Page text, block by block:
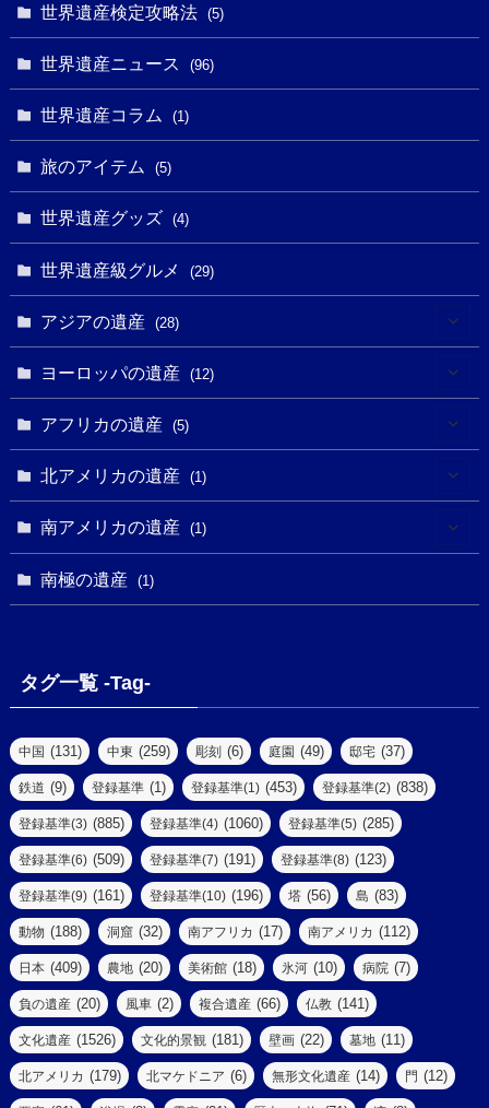
(5)
(18)
(3)
(7)
(5)
(39)
(290)
(7)
(6)
(3)
(3)
(6)
(4)
(2)
(5)
(16)
(62)
(14)
(61)
(9)
(2)
(17)
(8)
(73)
(11)
(2)
(1)
(5)
(2)
(2)
(8)
(4)
(8)
(2)
(2)
(10)
(1)
(1)
(10)
(7)
(2)
(47)
(9)
(3)
(5)
(19)
(8)
世界遺産検定攻略法 (5)
世界遺産ニュース (96)
世界遺産コラム (1)
旅のアイテム (5)
世界遺産グッズ (4)
世界遺産級グルメ (29)
アジアの遺産 (28)
(1)
(1)
(18)
(2)
(1)
ヨーロッパの遺産 (12)
(2)
(1)
(1)
(2)
(2)
アフリカの遺産 (5)
(3)
北アメリカの遺産 (1)
(1)
(1)
南アメリカの遺産 (1)
南極の遺産 (1)
タグ一覧 -Tag-
中国 (131) 中東 (259) 彫刻 (6) 庭園 (49) 邸宅 (37)
鉄道 (9) 登録基準 (1) 登録基準(1) (453) 登録基準(2) (838)
登録基準(3) (885) 登録基準(4) (1060) 登録基準(5) (285)
登録基準(6) (509) 登録基準(7) (191) 登録基準(8) (123)
登録基準(9) (161) 登録基準(10) (196) 塔 (56) 島 (83)
動物 (188) 洞窟 (32) 南アフリカ (17) 南アメリカ (112)
日本 (409) 農地 (20) 美術館 (18) 氷河 (10) 病院 (7)
負の遺産 (20) 風車 (2) 複合遺産 (66) 仏教 (141)
文化遺産 (1526) 文化的景観 (181) 壁画 (22) 墓地 (11)
北アメリカ (179) 北マケドニア (6) 無形文化遺産 (14) 門 (12)